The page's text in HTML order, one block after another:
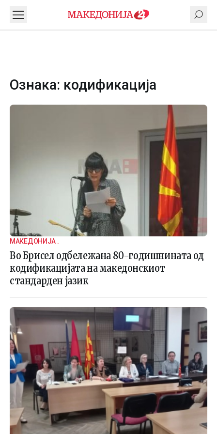
Ознака: кодификација
МАКЕДОНИЈА .
Во Брисел одбележана 80-годишнината од
кодификацијата на македонскиот
стандарден јазик